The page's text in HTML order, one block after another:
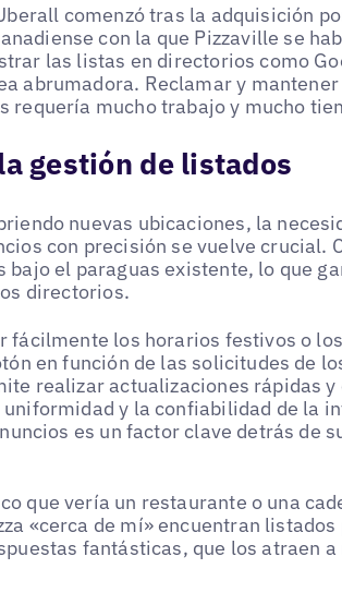
comenzó tras la adquisición
con la que Pizzaville se
las listas en directorios como
abrumadora. Reclamar y mantener
requería mucho trabajo y mucho
gestión de listados
nuevas ubicaciones, la
con precisión se vuelve crucial.
el paraguas existente, lo que
directorios.
fácilmente los horarios festivos o
en función de las solicitudes de
realizar actualizaciones rápidas
y la confiabilidad de la
es un factor clave detrás de
que vería un restaurante o una
«cerca de mí» encuentran
fantásticas, que los atraen